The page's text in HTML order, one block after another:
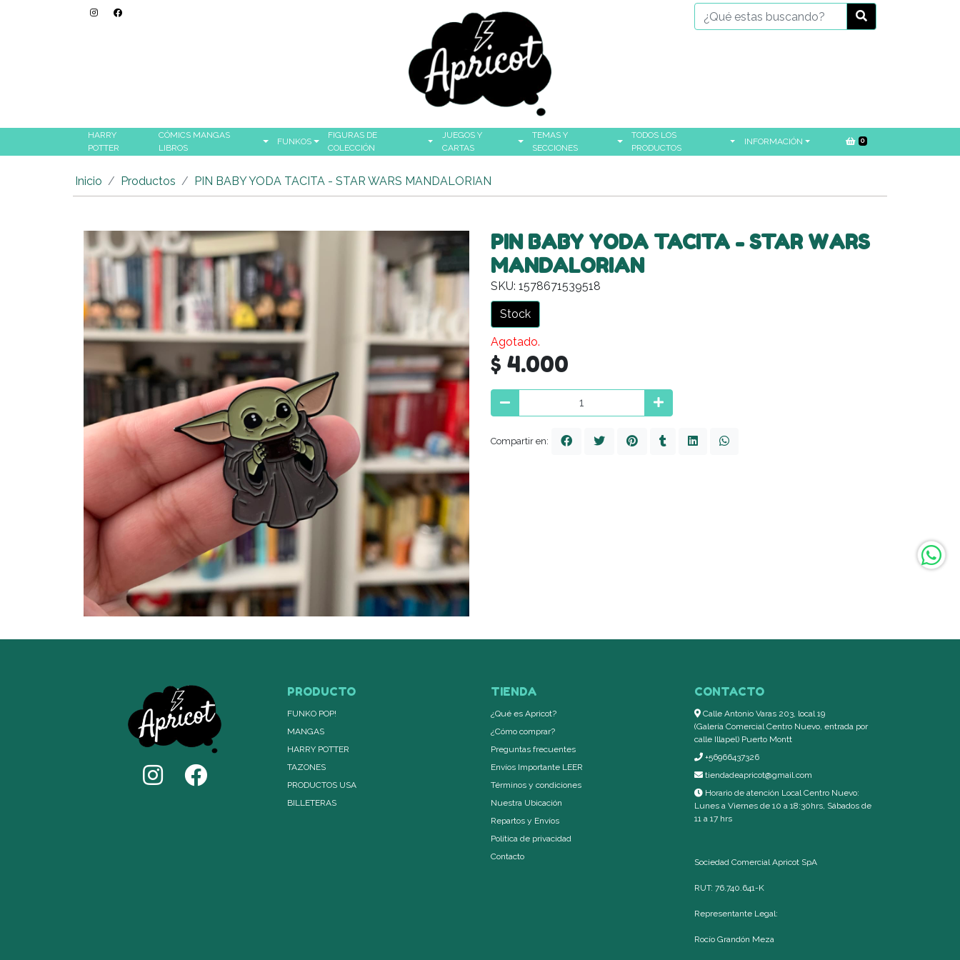
HARRY
POTTER
CÓMICS MANGAS
LIBROS
FUNKOS
FIGURAS DE
COLECCIÓN
JUEGOS Y
CARTAS
TEMAS Y
SECCIONES
TODOS LOS
PRODUCTOS
INFORMACIÓN 0
Inicio Productos PIN BABY YODA TACITA - STAR WARS MANDALORIAN
PIN BABY YODA TACITA - STAR WARS
MANDALORIAN
SKU: 1578671539518
Stock
Agotado.
$ 4.000
Compartir en:
PRODUCTO
FUNKO POP!
MANGAS
HARRY POTTER
TAZONES
PRODUCTOS USA
BILLETERAS
TIENDA
¿Qué es Apricot?
¿Cómo comprar?
Preguntas frecuentes
Envíos Importante LEER
Términos y condiciones
Nuestra Ubicación
Repartos y Envíos
Política de privacidad
Contacto
CONTACTO
Calle Antonio Varas 203, local 19
(Galería Comercial Centro Nuevo, entrada por
calle Illapel) Puerto Montt
+56966437326
tiendadeapricot@gmail.com
Horario de atención Local Centro Nuevo:
Lunes a Viernes de 10 a 18:30hrs, Sábados de
11 a 17 hrs
Sociedad Comercial Apricot SpA
RUT: 76.740.641-K
Representante Legal:
Rocío Grandón Meza